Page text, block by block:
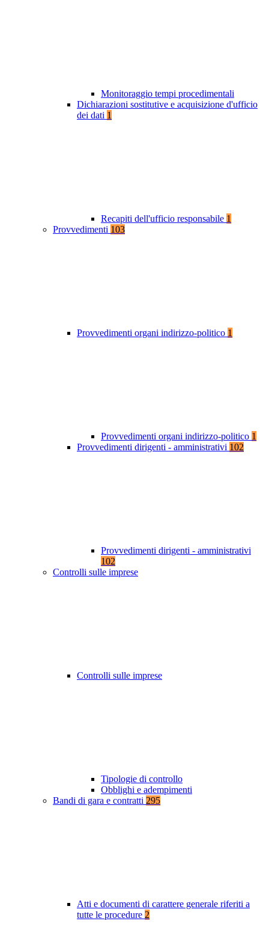
Monitoraggio tempi procedimentali
Dichiarazioni sostitutive e acquisizione d'ufficio
dei dati 1
Recapiti dell'ufficio responsabile 1
Provvedimenti 103
Provvedimenti organi indirizzo-politico 1
Provvedimenti organi indirizzo-politico 1
Provvedimenti dirigenti - amministrativi 102
Provvedimenti dirigenti - amministrativi
102
Controlli sulle imprese
Controlli sulle imprese
Tipologie di controllo
Obblighi e adempimenti
Bandi di gara e contratti 295
Atti e documenti di carattere generale riferiti a
tutte le procedure 2